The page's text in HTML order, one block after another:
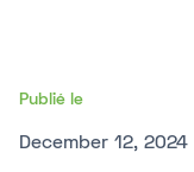
Publié le
December 12, 2024